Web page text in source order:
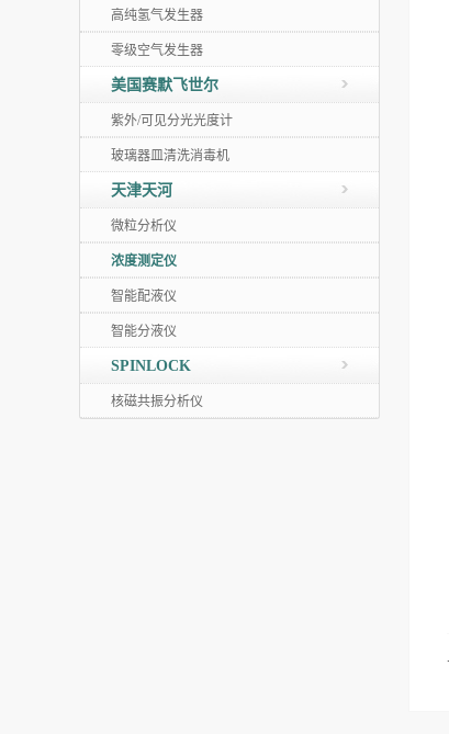
高纯氢气发生器
零级空气发生器
美国赛默飞世尔
紫外/可见分光光度计
玻璃器皿清洗消毒机
天津天河
微粒分析仪
浓度测定仪
智能配液仪
智能分液仪
SPINLOCK
核磁共振分析仪